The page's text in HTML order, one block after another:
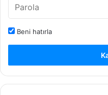
Beni hatırla